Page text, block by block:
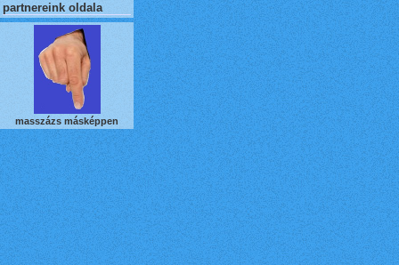
partnereink oldala
masszázs másképpen